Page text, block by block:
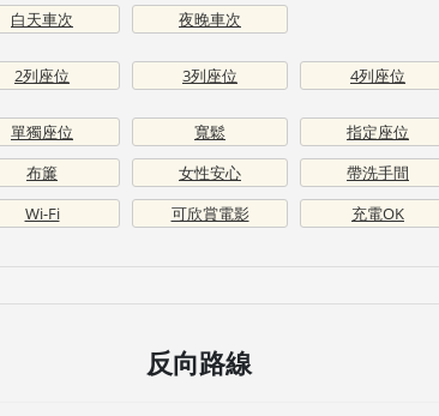
白天車次 夜晚車次
2列座位 3列座位 4列座位
單獨座位 寬鬆
指定座位
布簾
女性安心
帶洗手間
Wi-Fi
可欣賞電影 充電OK
反向路線